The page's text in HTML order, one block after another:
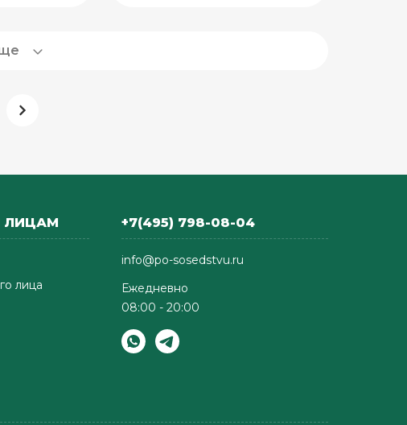
ЛИЦАМ
лица
+7(495) 798-08-04
info@po-sosedstvu.ru
Ежедневно
08:00 - 20:00